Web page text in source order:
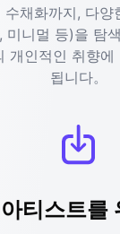
수채화까지, 다양
미니멀 등)을 탐
개인적인 취향
됩니다。
티스트를